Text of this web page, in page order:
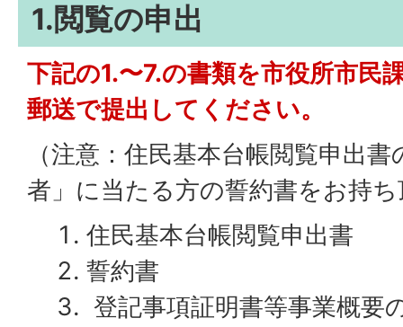
1.閲覧の申出
下記の1.〜7.の書類を市役所市民
郵送で提出してください。
（注意：住民基本台帳閲覧申出
者」に当たる方の誓約書をお持
住民基本台帳閲覧申出書
誓約書
登記事項証明書等事業概要